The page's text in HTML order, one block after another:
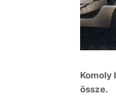
Komoly
össze.